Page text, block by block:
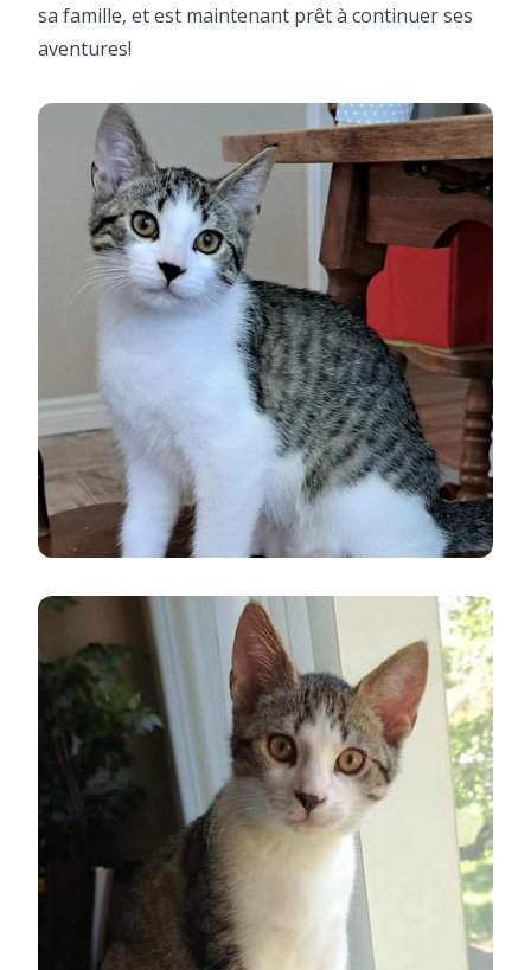
sa famille, et est maintenant prêt à continuer ses
aventures!